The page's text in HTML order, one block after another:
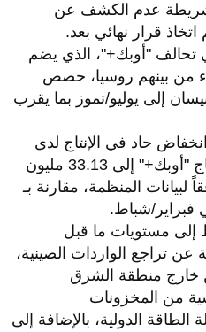
شريطة عدم الكشف عن
قرار نهائي بعد.
"أوبك+"، الذي يضم
من بينهم روسيا، حصص
إلى يوليو/تموز بما يقرب
حاد في الإنتاج لدى
أعضاء رئيسيين؛ إذ تراجع إنتاج "أوبك+" إلى 33.13 مليون
لبيانات المنظمة، مقارنة بـ
إلى مستويات ما قبل
تراجع الواردات الصينية،
خارج منطقة الشرق
من المخزونات
الطاقة الدولية، بالإضافة إلى